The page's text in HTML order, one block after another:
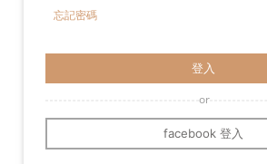
忘記密碼
登入
facebook 登入